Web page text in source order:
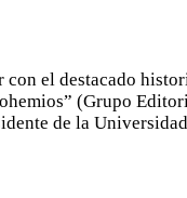
el destacado
(Grupo
de la